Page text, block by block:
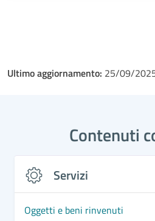
Ultimo aggiornamento: 25/09/
Contenuti
Servizi
Oggetti e beni rinvenuti